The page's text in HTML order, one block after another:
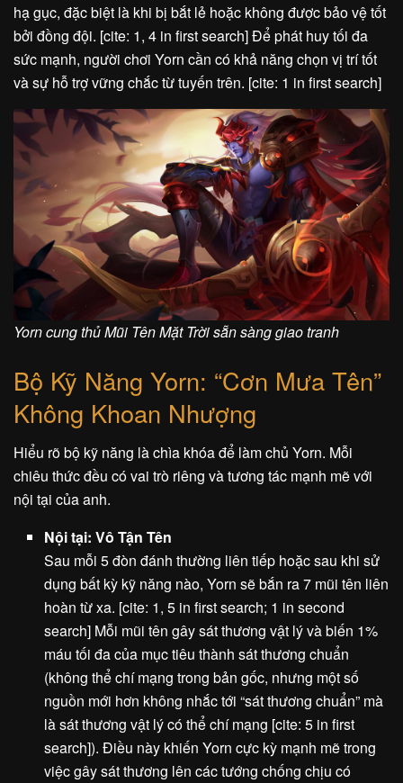
hạ gục, đặc biệt là khi bị bắt lẻ hoặc không được bảo vệ tốt
bởi đồng đội. [cite: 1, 4 in first search] Để phát huy tối đa
sức mạnh, người chơi Yorn cần có khả năng chọn vị trí tốt
và sự hỗ trợ vững chắc từ tuyến trên. [cite: 1 in first search]
Yorn cung thủ Mũi Tên Mặt Trời sẵn sàng giao tranh
Bộ Kỹ Năng Yorn: “Cơn Mưa Tên”
Không Khoan Nhượng
Hiểu rõ bộ kỹ năng là chìa khóa để làm chủ Yorn. Mỗi
chiêu thức đều có vai trò riêng và tương tác mạnh mẽ với
nội tại của anh.
Nội tại: Vô Tận Tên
Sau mỗi 5 đòn đánh thường liên tiếp hoặc sau khi sử
dụng bất kỳ kỹ năng nào, Yorn sẽ bắn ra 7 mũi tên liên
hoàn từ xa. [cite: 1, 5 in first search; 1 in second
search] Mỗi mũi tên gây sát thương vật lý và biến 1%
máu tối đa của mục tiêu thành sát thương chuẩn
(không thể chí mạng trong bản gốc, nhưng một số
nguồn mới hơn không nhắc tới “sát thương chuẩn” mà
là sát thương vật lý có thể chí mạng [cite: 5 in first
search]). Điều này khiến Yorn cực kỳ mạnh mẽ trong
việc gây sát thương lên các tướng chống chịu có